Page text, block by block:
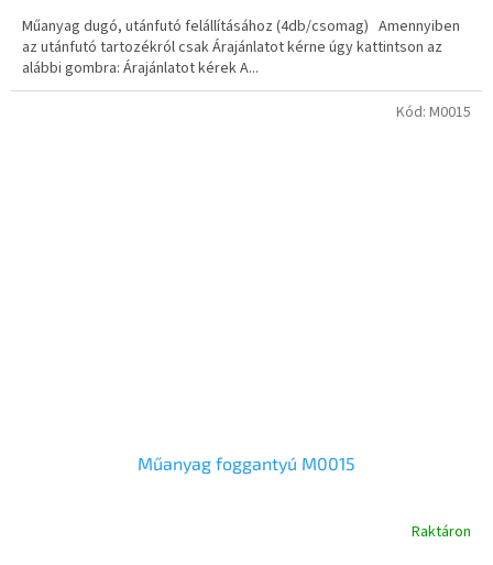
Műanyag dugó, utánfutó felállításához (4db/csomag) Amennyiben
az utánfutó tartozékról csak Árajánlatot kérne úgy kattintson az
alábbi gombra: Árajánlatot kérek A...
Műanyag foggantyú M0015
Raktáron
Kód: M0015